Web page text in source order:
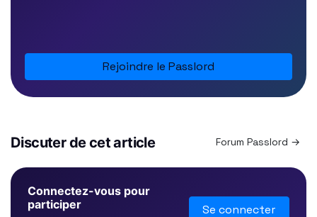
Rejoindre le Passlord
Discuter de cet article Forum Passlord →
Connectez-vous pour
participer
Se connecter